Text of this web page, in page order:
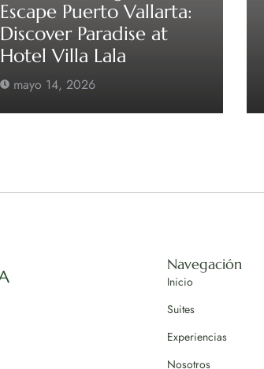
Escape Puerto Vallarta:
Discover Paradise at
Hotel Villa Lala
mayo 14, 2026
Navegación
Inicio
Suites
Experiencias
Nosotros